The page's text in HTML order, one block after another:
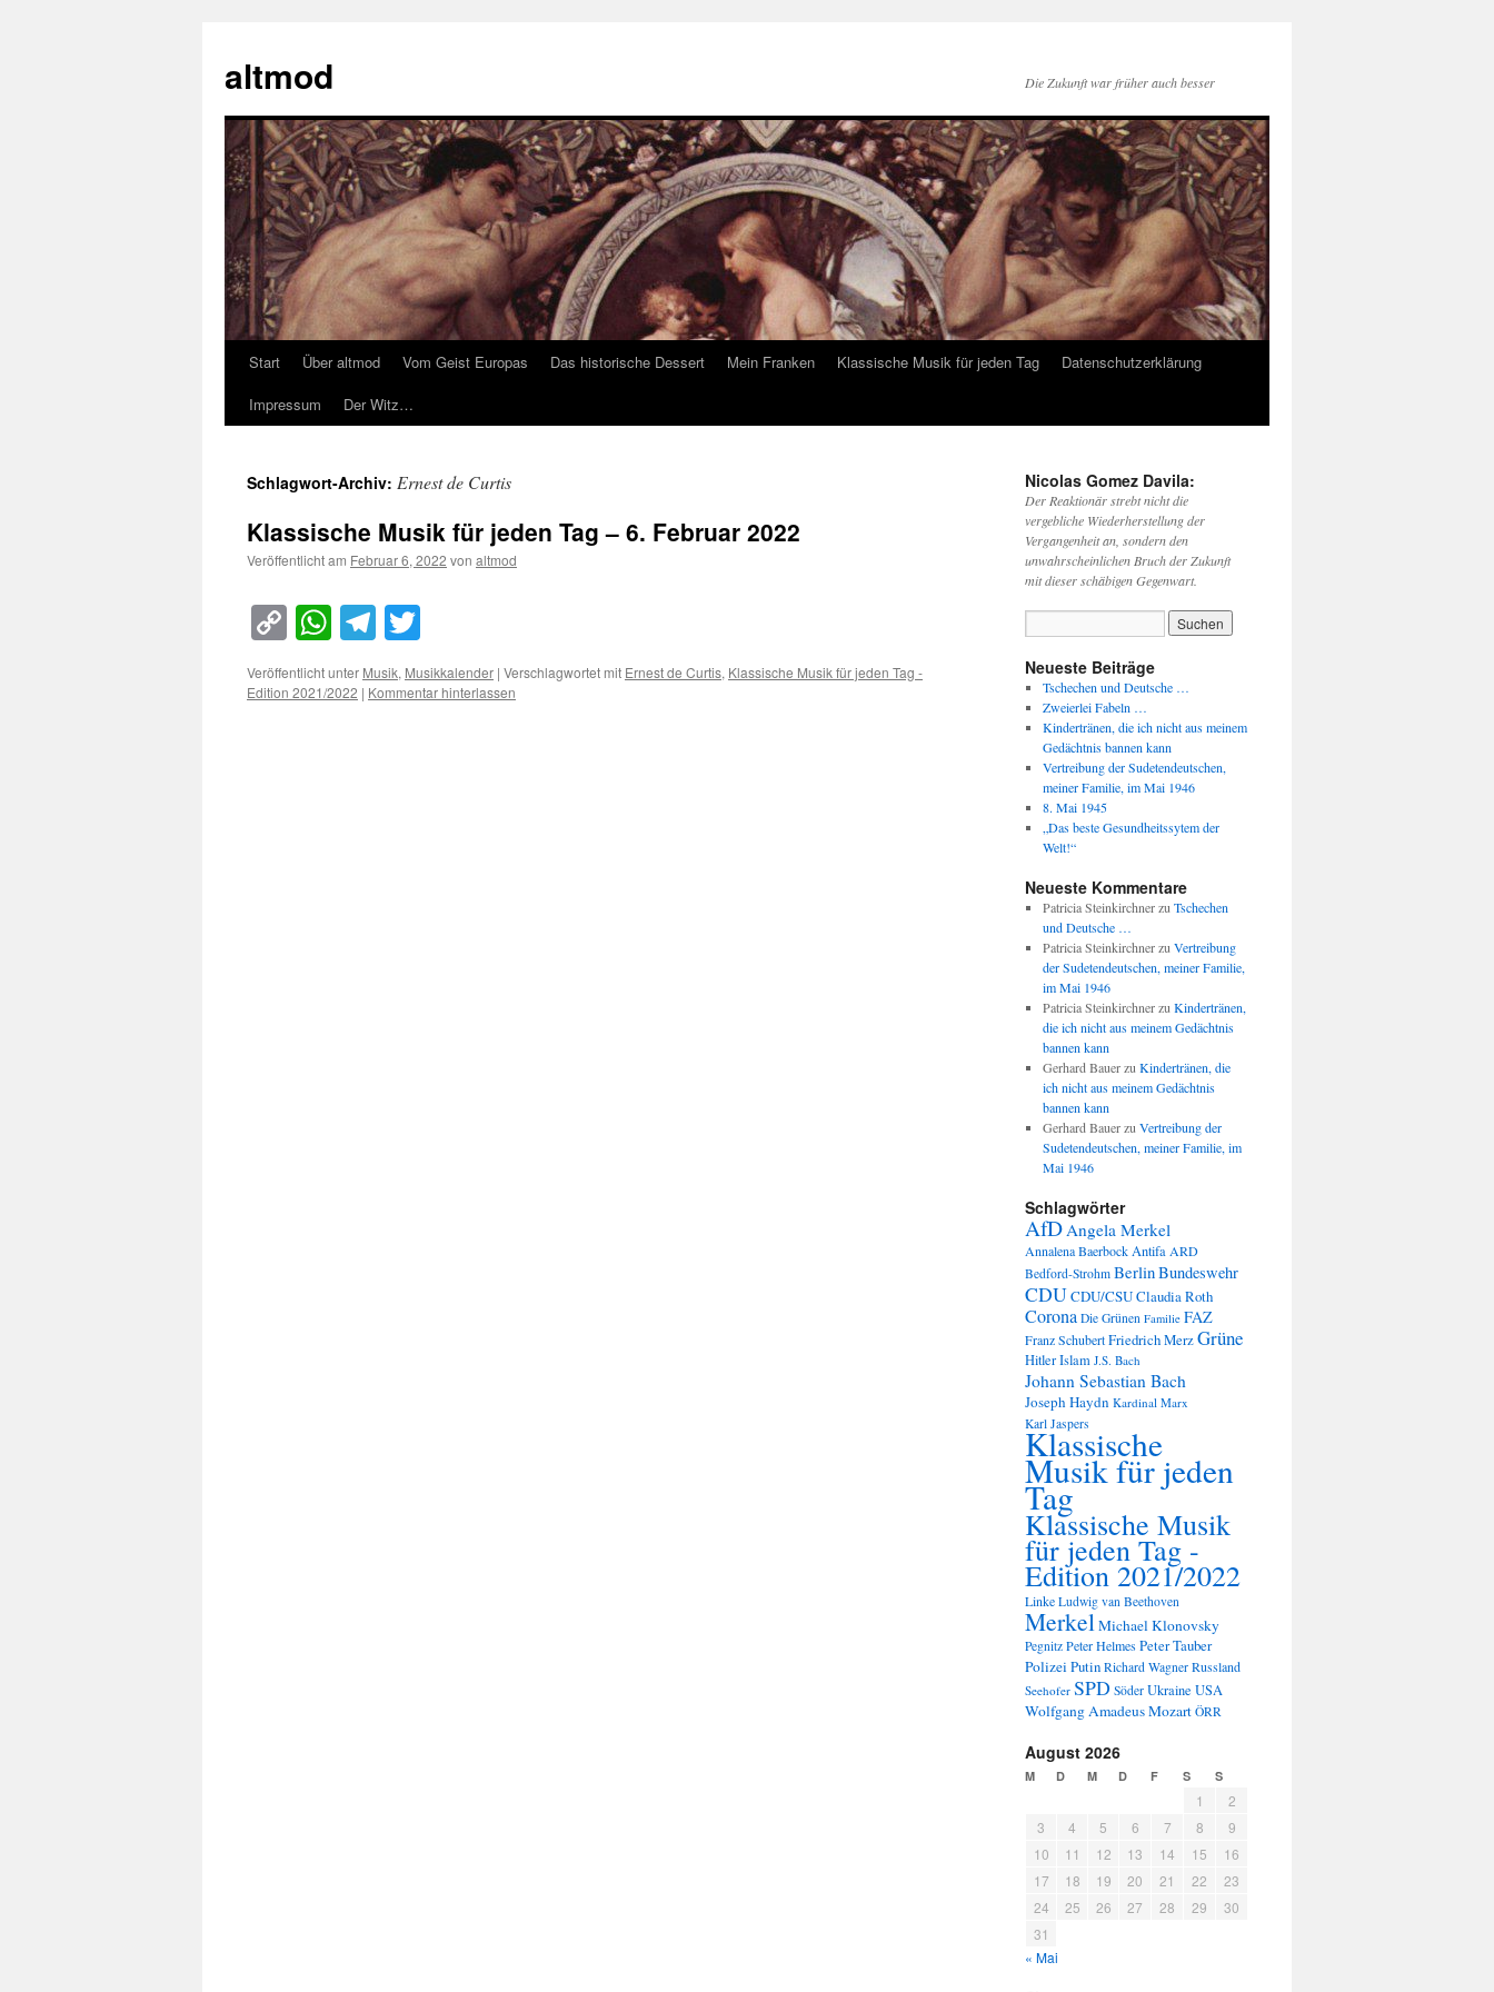
springen
altmod Die Zukunft war früher auch besser
Start Über altmod Vom Geist Europas Das historische Dessert Mein Franken Klassische Musik für jeden Tag
Datenschutzerklärung
Impressum
Der Witz…
Schlagwort-Archiv: Ernest de Curtis
Klassische Musik für jeden Tag – 6. Februar 2022
Veröffentlicht am Februar 6, 2022 von altmod
Copy
Link
WhatsApp
Telegram
Veröffentlicht unter Musik, Musikkalender | Verschlagwortet mit Ernest de Curtis, Klassische Musik für jeden Tag -
Edition 2021/2022 | Kommentar hinterlassen
Nicolas Gomez Davila:
Der Reaktionär strebt nicht die
vergebliche Wiederherstellung der
Vergangenheit an, sondern den
unwahrscheinlichen Bruch der Zukunft
mit dieser schäbigen Gegenwart.
Neueste Beiträge
Tschechen und Deutsche …
Zweierlei Fabeln …
Kindertränen, die ich nicht aus meinem
Gedächtnis bannen kann
Vertreibung der Sudetendeutschen,
meiner Familie, im Mai 1946
8. Mai 1945
„Das beste Gesundheitssytem der
Welt!“
Neueste Kommentare
Patricia Steinkirchnerzu Tschechen
und Deutsche …
Patricia Steinkirchnerzu Vertreibung
der Sudetendeutschen, meiner Familie,
im Mai 1946
Patricia Steinkirchnerzu Kindertränen,
die ich nicht aus meinem Gedächtnis
bannen kann
Gerhard Bauerzu Kindertränen, die
ich nicht aus meinem Gedächtnis
bannen kann
Gerhard Bauerzu Vertreibung der
Sudetendeutschen, meiner Familie, im
Mai 1946
Schlagwörter
AfDAngela Merkel
Annalena BaerbockAntifa ARD
Bedford-Strohm BerlinBundeswehr
CDUCDU/CSUClaudia Roth
Corona Die Grünen Familie FAZ
Franz SchubertFriedrich MerzGrüne
HitlerIslam J.S. Bach
Johann Sebastian Bach
Joseph Haydn Kardinal Marx
Karl Jaspers
Klassische
Musik für jeden
Tag
Klassische Musik
für jeden Tag -
Edition 2021/2022
Linke Ludwig van Beethoven
MerkelMichael Klonovsky
Pegnitz Peter HelmesPeter Tauber
PolizeiPutin Richard Wagner Russland
Seehofer SPD Söder Ukraine USA
Wolfgang Amadeus Mozart ÖRR
August 2026
M D M D F S S
1
2
3
4 5 6 7 8
9
10
11 12 13 14 15
16
17
18 19 20 21 22
23
24
25 26 27 28 29
30
31
« Mai